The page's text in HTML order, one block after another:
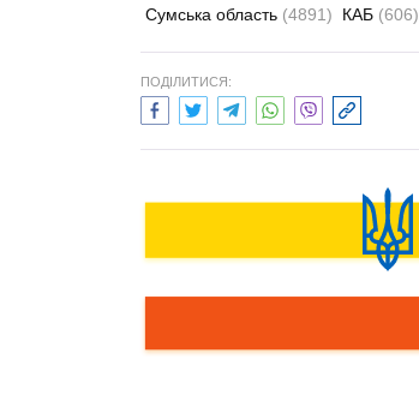
Сумська область (4891) КАБ (606)
ПОДІЛИТИСЯ: